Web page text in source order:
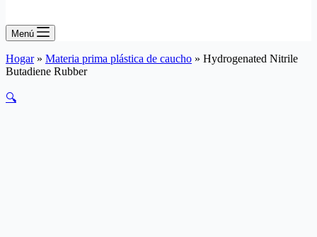
Menú
Hogar» Materia prima plástica de caucho » Hydrogenated Nitrile
Butadiene Rubber
🔍